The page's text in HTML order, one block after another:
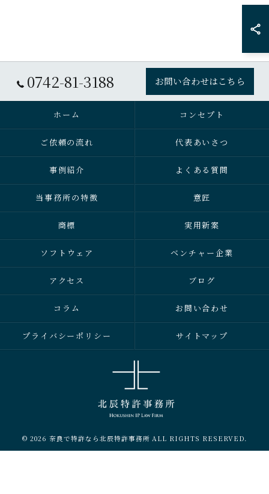
0742-81-3188 お問い合わせはこちら
ホーム コンセプト
ご依頼の流れ 代表あいさつ
事例紹介 よくある質問
当事務所の特徴 意匠
商標 実用新案
ソフトウェア ベンチャー企業
アクセス ブログ
コラム お問い合わせ
プライバシーポリシー サイトマップ
© 2026 奈良で特許なら北辰特許事務所 ALL RIGHTS RESERVED.